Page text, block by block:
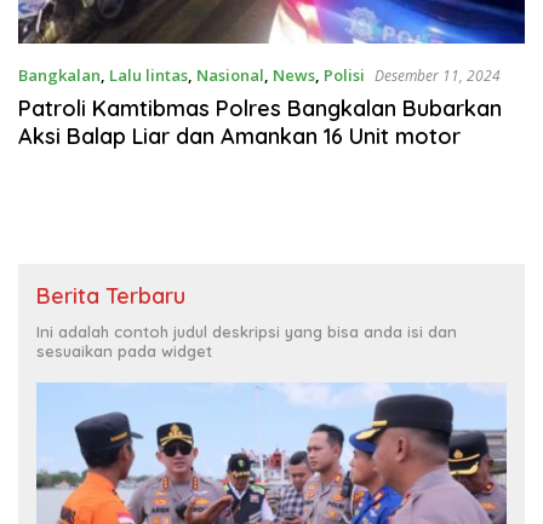
Bangkalan, Lalu lintas, Nasional, News, Polisi Desember 11, 2024
Patroli Kamtibmas Polres Bangkalan Bubarkan
Aksi Balap Liar dan Amankan 16 Unit motor
Berita Terbaru
Ini adalah contoh judul deskripsi yang bisa anda isi dan
sesuaikan pada widget